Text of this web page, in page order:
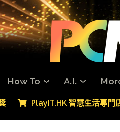
How To A.I.
PlayIT.HK 智慧生活專門